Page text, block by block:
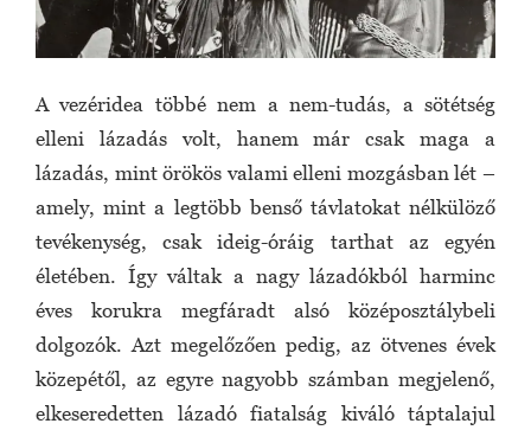
A vezéridea többé nem a nem-tudás, a sötétség
elleni lázadás volt, hanem már csak maga a
lázadás, mint örökös valami elleni mozgásban lét –
amely, mint a legtöbb benső távlatokat nélkülöző
tevékenység, csak ideig-óráig tarthat az egyén
életében. Így váltak a nagy lázadókból harminc
éves korukra megfáradt alsó középosztálybeli
dolgozók. Azt megelőzően pedig, az ötvenes évek
közepétől, az egyre nagyobb számban megjelenő,
elkeseredetten lázadó fiatalság kiváló táptalajul